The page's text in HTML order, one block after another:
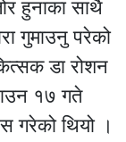
हुनाका साथै
गुमाउनु परेको
डा रोशन
१७ गते
गरेको थियो ।